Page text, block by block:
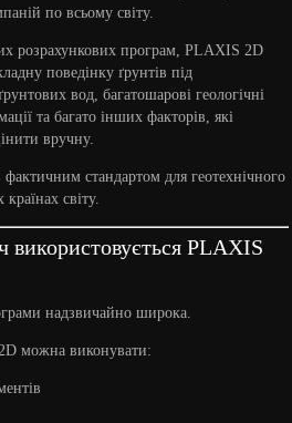
по всьому світу.
розрахункових програм, PLAXIS 2D
поведінку ґрунтів під
вод, багатошарові геологічні
та багато інших факторів, які
вручну.
стандартом для геотехнічного
світу.
використовується PLAXIS
надзвичайно широка.
можна виконувати: